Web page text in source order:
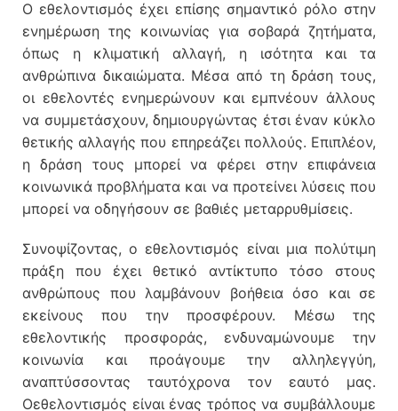
Ο εθελοντισμός έχει επίσης σημαντικό ρόλο στην
ενημέρωση της κοινωνίας για σοβαρά ζητήματα,
όπως η κλιματική αλλαγή, η ισότητα και τα
ανθρώπινα δικαιώματα. Μέσα από τη δράση τους,
οι εθελοντές ενημερώνουν και εμπνέουν άλλους
να συμμετάσχουν, δημιουργώντας έτσι έναν κύκλο
θετικής αλλαγής που επηρεάζει πολλούς. Επιπλέον,
η δράση τους μπορεί να φέρει στην επιφάνεια
κοινωνικά προβλήματα και να προτείνει λύσεις που
μπορεί να οδηγήσουν σε βαθιές μεταρρυθμίσεις.
Συνοψίζοντας, ο εθελοντισμός είναι μια πολύτιμη
πράξη που έχει θετικό αντίκτυπο τόσο στους
ανθρώπους που λαμβάνουν βοήθεια όσο και σε
εκείνους που την προσφέρουν. Μέσω της
εθελοντικής προσφοράς, ενδυναμώνουμε την
κοινωνία και προάγουμε την αλληλεγγύη,
αναπτύσσοντας ταυτόχρονα τον εαυτό μας.
Οεθελοντισμός είναι ένας τρόπος να συμβάλλουμε